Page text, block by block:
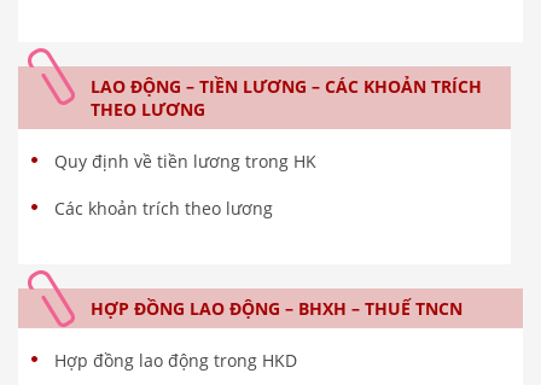
LAO ĐỘNG – TIỀN LƯƠNG – CÁC KHOẢN TRÍCH
THEO LƯƠNG
Quy định về tiền lương trong HK
Các khoản trích theo lương
HỢP ĐỒNG LAO ĐỘNG – BHXH – THUẾ TNCN
Hợp đồng lao động trong HKD